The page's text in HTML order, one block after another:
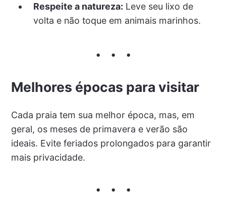
Respeite a natureza: Leve seu lixo de
volta e não toque em animais marinhos.
Melhores épocas para visitar
Cada praia tem sua melhor época, mas, em
geral, os meses de primavera e verão são
ideais. Evite feriados prolongados para garantir
mais privacidade.